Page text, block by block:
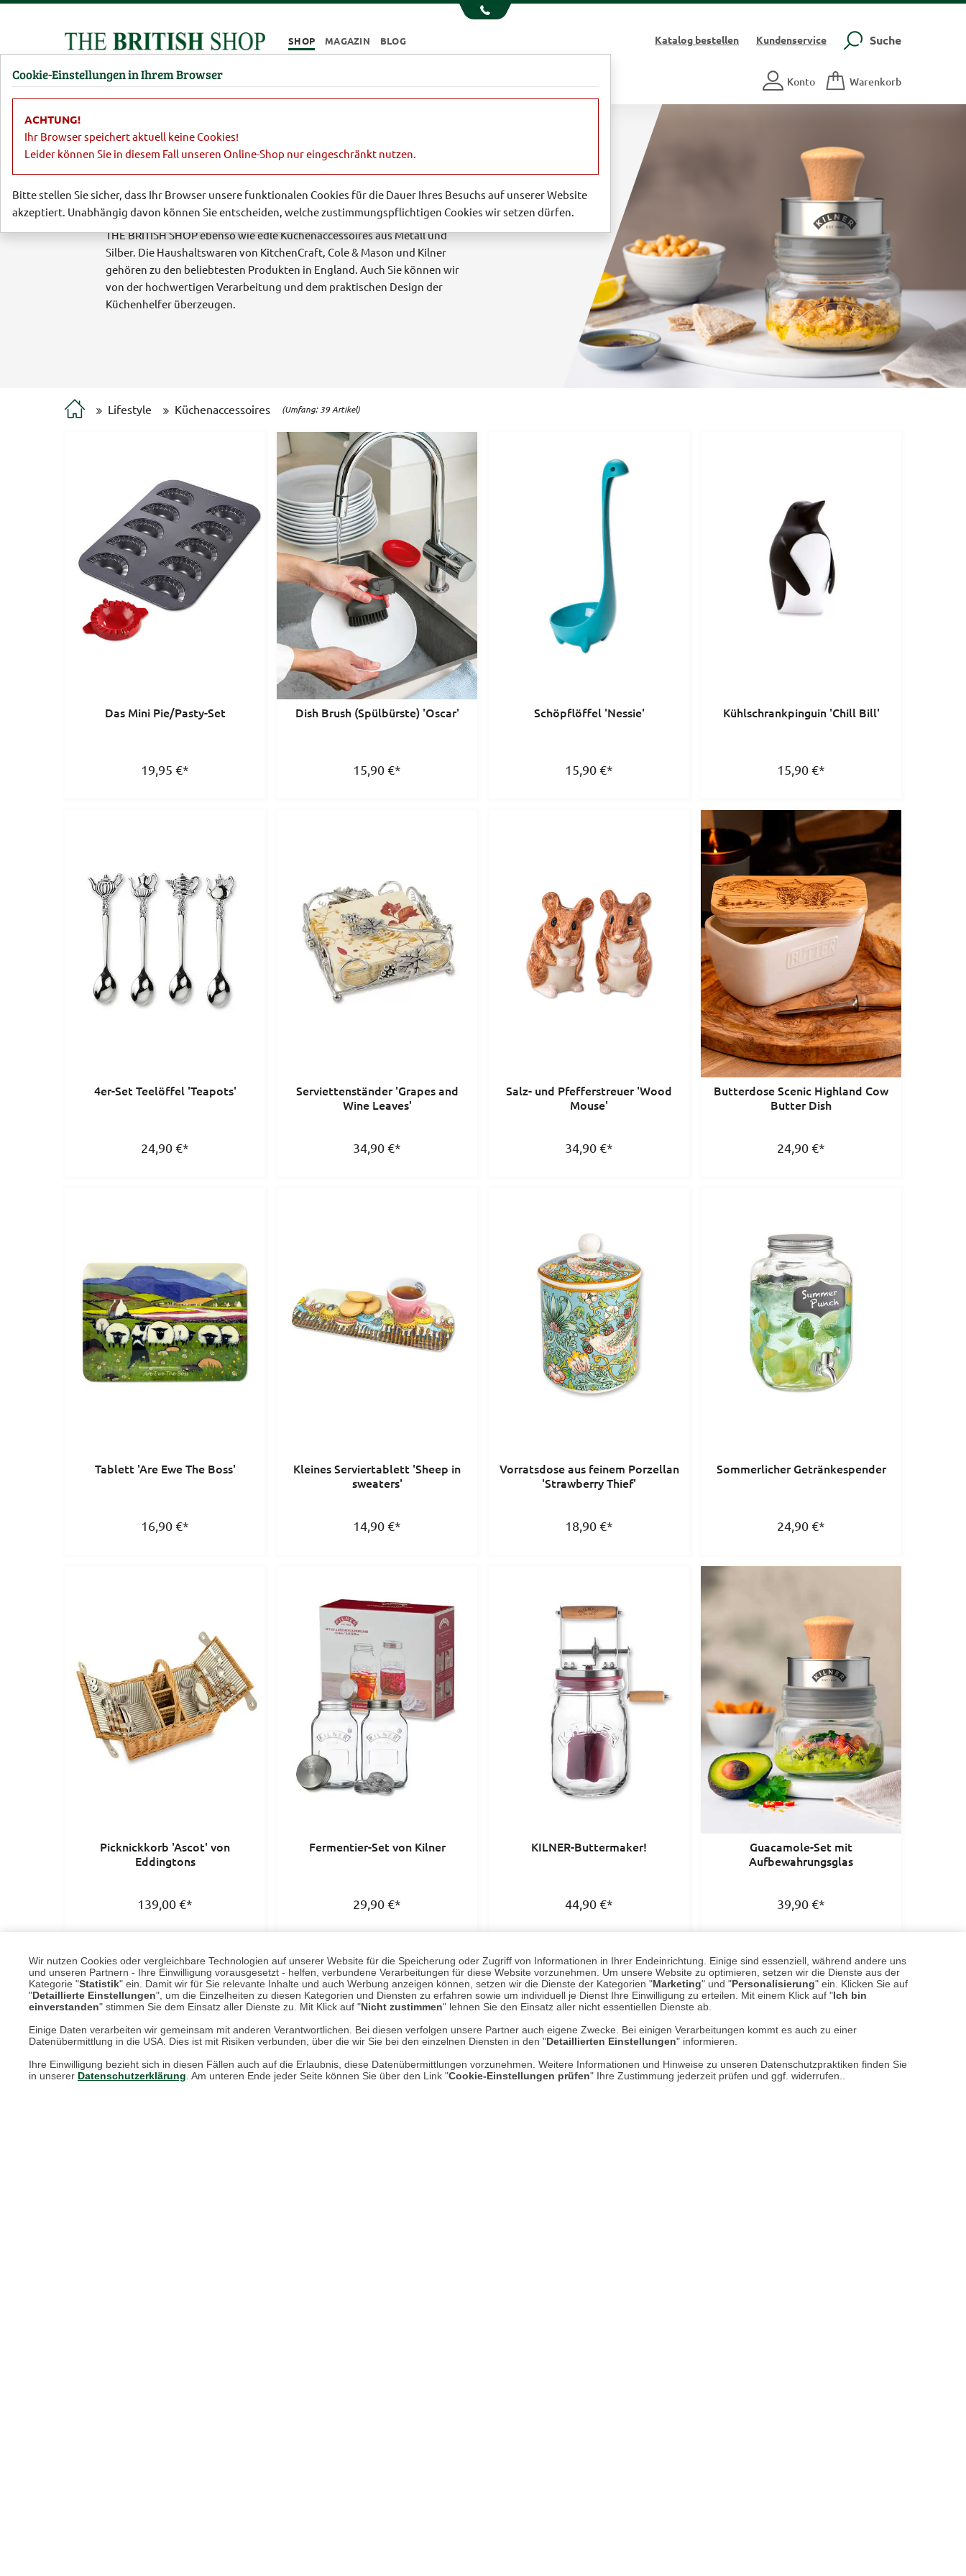
Wir nutzen Cookies oder vergleichbare Technologien auf unserer Website für die Speicherung oder Zugriff von Informationen in Ihrer Endeinrichtung. Einige sind essenziell, während andere uns
und unseren Partnern - Ihre Einwilligung vorausgesetzt - helfen, verbundene Verarbeitungen für diese Website vorzunehmen. Um unsere Website zu optimieren, setzen wir die Dienste aus der
Kategorie "Statistik" ein. Damit wir für Sie relevante Inhalte und auch Werbung anzeigen können, setzen wir die Dienste der Kategorien "Marketing" und "Personalisierung" ein. Klicken Sie auf
"Detaillierte Einstellungen", um die Einzelheiten zu diesen Kategorien und Diensten zu erfahren sowie um individuell je Dienst Ihre Einwilligung zu erteilen. Mit einem Klick auf "Ich bin
einverstanden" stimmen Sie dem Einsatz aller Dienste zu. Mit Klick auf "Nicht zustimmen" lehnen Sie den Einsatz aller nicht essentiellen Dienste ab.
Einige Daten verarbeiten wir gemeinsam mit anderen Verantwortlichen. Bei diesen verfolgen unsere Partner auch eigene Zwecke. Bei einigen Verarbeitungen kommt es auch zu einer
Datenübermittlung in die USA. Dies ist mit Risiken verbunden, über die wir Sie bei den einzelnen Diensten in den "Detaillierten Einstellungen" informieren.
Ihre Einwilligung bezieht sich in diesen Fällen auch auf die Erlaubnis, diese Datenübermittlungen vorzunehmen. Weitere Informationen und Hinweise zu unseren Datenschutzpraktiken finden Sie
in unserer Datenschutzerklärung . Am unteren Ende jeder Seite können Sie über den Link "Cookie-Einstellungen prüfen" Ihre Zustimmung jederzeit prüfen und ggf. widerrufen..
SHOP MAGAZIN BLOG Katalogbestellen Kundenservice Suche
Damen Herren Barbour Parfümerie Konto Warenkorb
Küchenhelfer aus England
Küchenhelfer im nostalgischen Design für die Landhausküche finden Sie bei
THE BRITISH SHOP ebenso wie edle Küchenaccessoires aus Metall und
Silber. Die Haushaltswaren von KitchenCraft, Cole & Mason und Kilner
gehören zu den beliebtesten Produkten in England. Auch Sie können wir
von der hochwertigen Verarbeitung und dem praktischen Design der
Küchenhelfer überzeugen.
Lifestyle Küchenaccessoires (Umfang: 39 Artikel)
Das Mini Pie/Pasty-Set
19,95 €*
Dish Brush (Spülbürste) 'Oscar'
15,90€*
Schöpflöffel 'Nessie'
15,90€*
Kühlschrankpinguin 'Chill Bill'
15,90€*
4er-Set Teelöffel 'Teapots'
24,90€*
Serviettenständer 'Grapes and
Wine Leaves'
34,90€*
Salz- und Pfefferstreuer 'Wood
Mouse'
34,90€*
Butterdose Scenic Highland Cow
Butter Dish
24,90€*
Tablett 'Are Ewe The Boss'
16,90€*
Kleines Serviertablett 'Sheep in
sweaters'
14,90€*
Vorratsdose aus feinem Porzellan
'Strawberry Thief'
18,90€*
Sommerlicher Getränkespender
24,90€*
Picknickkorb 'Ascot' von
Eddingtons
139,00€*
Fermentier-Set von Kilner
29,90€*
KILNER-Buttermaker!
44,90€*
Guacamole-Set mit
Aufbewahrungsglas
39,90€*
Cookie-Einstellungen in Ihrem Browser
ACHTUNG!
Ihr Browser speichert aktuell keine Cookies!
Leider können Sie in diesem Fall unseren Online-Shop nur eingeschränkt nutzen.
Bitte stellen Sie sicher, dass Ihr Browser unsere funktionalen Cookies für die Dauer Ihres Besuchs auf unserer Website
akzeptiert. Unabhängig davon können Sie entscheiden, welche zustimmungspflichtigen Cookies wir setzen dürfen.